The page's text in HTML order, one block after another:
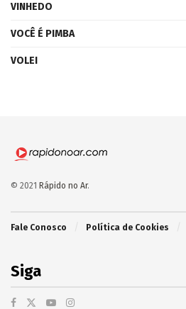
VINHEDO
VOCÊ É PIMBA
VOLEI
© 2021 Rápido no Ar.
Fale Conosco Política de Cookies
Siga